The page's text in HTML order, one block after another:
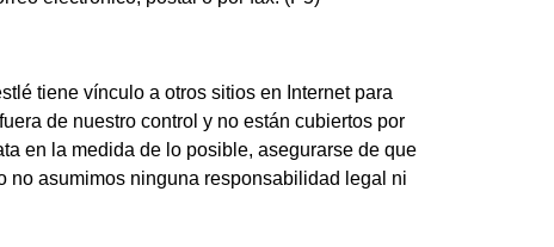
tiene vínculo a otros sitios en Internet para
de nuestro control y no están cubiertos por
en la medida de lo posible, asegurarse de que
no asumimos ninguna responsabilidad legal ni